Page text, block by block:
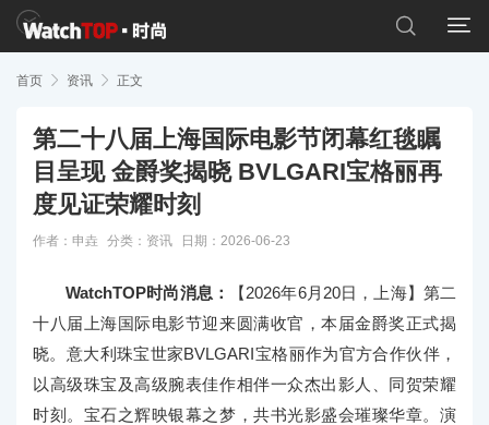


首页  资讯  正文
第二十八届上海国际电影节闭幕红毯瞩
目呈现 金爵奖揭晓 BVLGARI宝格丽再
度见证荣耀时刻
作者：申垚 分类： 资讯 日期：2026-06-23
WatchTOP时尚消息：
【2026年6月20日，上海】第二
十八届上海国际电影节迎来圆满收官，本届金爵奖正式揭
晓。意大利珠宝世家BVLGARI宝格丽作为官方合作伙伴，
以高级珠宝及高级腕表佳作相伴一众杰出影人、同贺荣耀
时刻。宝石之辉映银幕之梦，共书光影盛会璀璨华章。演